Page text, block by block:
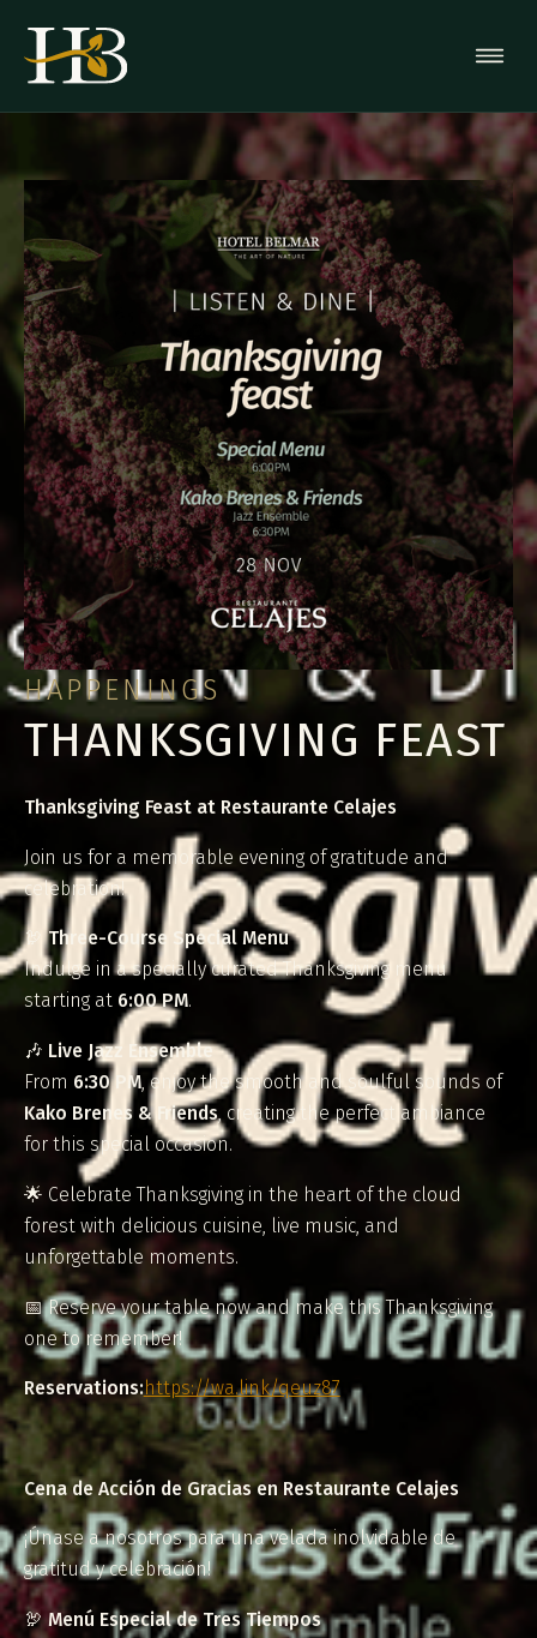
HAPPENINGS
THANKSGIVING FEAST
Thanksgiving Feast at Restaurante Celajes
Join us for a memorable evening of gratitude and
celebration!
🦃Three-Course Special Menu
Indulge in a specially curated Thanksgiving menu
starting at 6:00 PM.
🎶 Live Jazz Ensemble
From 6:30 PM, enjoy the smooth and soulful sounds of
Kako Brenes & Friends, creating the perfect ambiance
for this special occasion.
🌟 Celebrate Thanksgiving in the heart of the cloud
forest with delicious cuisine, live music, and
unforgettable moments.
📅 Reserve your table now and make this Thanksgiving
one to remember!
Reservations:https://wa.link/qeuz87
Cena de Acción de Gracias en Restaurante Celajes
¡Únase a nosotros para una velada inolvidable de
gratitud y celebración!
🦃 Menú Especial de Tres Tiempos